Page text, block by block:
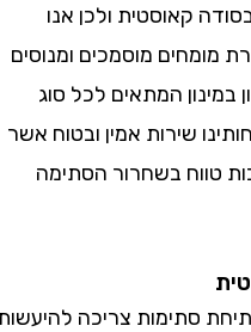
ולכן אנו
מוסמכים ומנוסים
המתאים לכל סוג
שירות אמין ובטוח אשר
בשחרור הסתימה
צריכה להיעשות